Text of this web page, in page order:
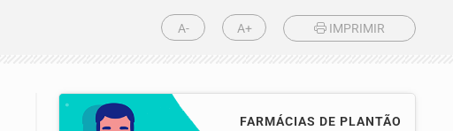
A- A+ IMPRIMIR
FARMÁCIAS DE PLANTÃO